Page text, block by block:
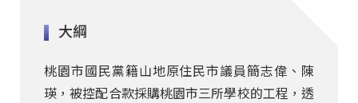
大綱
桃園市國民黨籍山地原住民市議員簡志偉、陳
瑛，被控配合款採購桃園市三所學校的工程，透